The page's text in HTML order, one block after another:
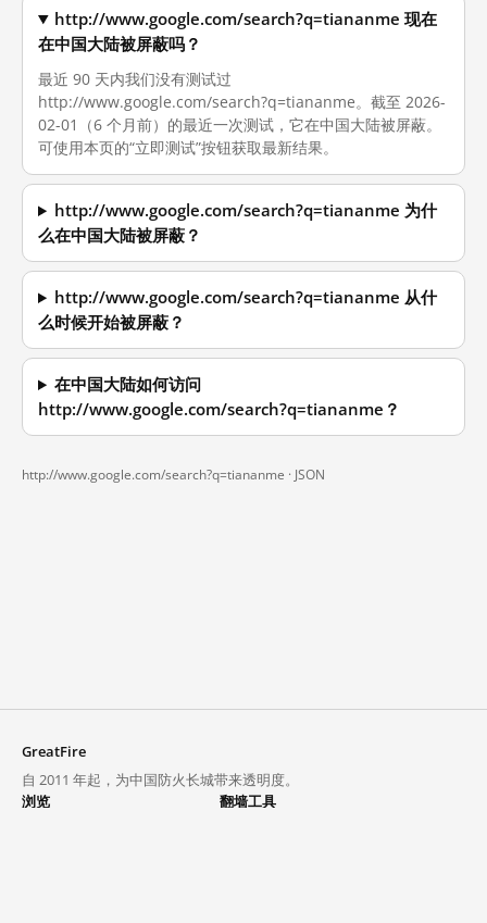
http://www.google.com/search?q=tiananme 现在
在中国大陆被屏蔽吗？
最近 90 天内我们没有测试过
http://www.google.com/search?q=tiananme。截至 2026-
02-01（6 个月前）的最近一次测试，它在中国大陆被屏蔽。
可使用本页的“立即测试”按钮获取最新结果。
http://www.google.com/search?q=tiananme 为什
么在中国大陆被屏蔽？
http://www.google.com/search?q=tiananme 从什
么时候开始被屏蔽？
在中国大陆如何访问
http://www.google.com/search?q=tiananme？
http://www.google.com/search?q=tiananme · JSON
GreatFire
自 2011 年起，为中国防火长城带来透明度。
浏览
翻墙工具